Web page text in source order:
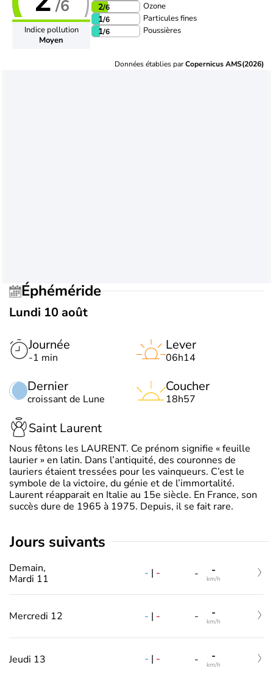
/6
Indice pollution
Moyen
2/6 Ozone
1/6 Particules fines
1/6 Poussières
Données établies parCopernicus AMS(2026)
Éphéméride
Lundi 10 août
Journée
-1 min
Dernier
croissant de Lune
Lever
06h14
Coucher
18h57
Saint Laurent
Nous fêtons les LAURENT. Ce prénom signifie « feuille
laurier » en latin. Dans l’antiquité, des couronnes de
lauriers étaient tressées pour les vainqueurs. C’est le
symbole de la victoire, du génie et de l’immortalité.
Laurent réapparait en Italie au 15e siècle. En France, son
succès dure de 1965 à 1975. Depuis, il se fait rare.
jours suivants
Demain,
Mardi 11
- | - - -
km/h
Mercredi 12 - | - - -
km/h
Jeudi 13 - | - - -
km/h